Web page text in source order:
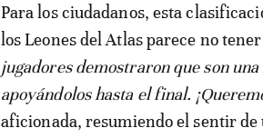
Para los ciudadanos, esta
los Leones del Atlas parece no
jugadores demostraron que son
apoyándolos hasta el final.
aficionada, resumiendo el sentir